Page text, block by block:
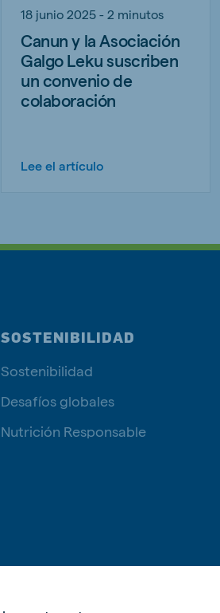
18 junio 2025 - 2 minutos
Canun y la Asociación
Galgo Leku suscriben
un convenio de
colaboración
Lee el artículo
SOSTENIBILIDAD
Sostenibilidad
Desafíos globales
Nutrición Responsable